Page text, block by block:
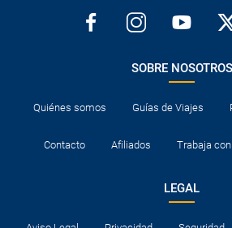
SOBRE NOSOTROS
Quiénes somos Guías de Viajes
Contacto Afiliados Trabaja
LEGAL